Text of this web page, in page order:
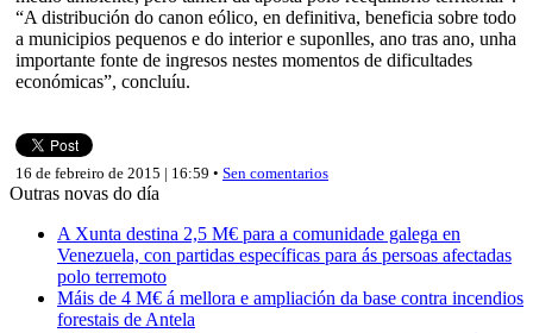
“A distribución do canon eólico, en definitiva, beneficia sobre todo
a municipios pequenos e do interior e suponlles, ano tras ano, unha
importante fonte de ingresos nestes momentos de dificultades
económicas”, concluíu.
16 de febreiro de 2015 | 16:59 • Sen comentarios
Outras novas do día
A Xunta destina 2,5 M€ para a comunidade galega en
Venezuela, con partidas específicas para ás persoas afectadas
polo terremoto
Máis de 4 M€ á mellora e ampliación da base contra incendios
forestais de Antela